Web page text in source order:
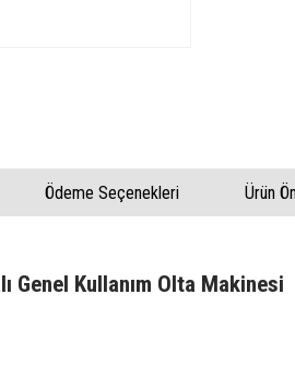
Ödeme Seçenekleri Ürün
Genel Kullanım Olta Makinesi